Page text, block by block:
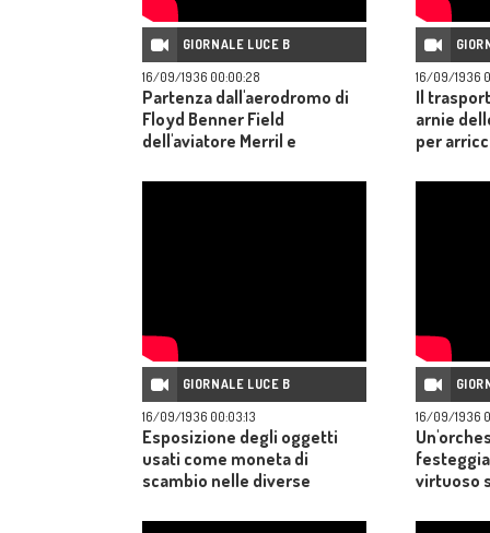
GIORNALE LUCE B
16/09/1936 00:00:28
Partenza dall'aerodromo di
Floyd Benner Field
dell'aviatore Merril e
Richman per la doppia
16/09/1936
Il
arnie
per
loro
GIORNALE LUCE B
16/09/1936 00:03:13
Esposizione degli oggetti
usati come moneta di
scambio nelle diverse
16/09/1936
virtuoso